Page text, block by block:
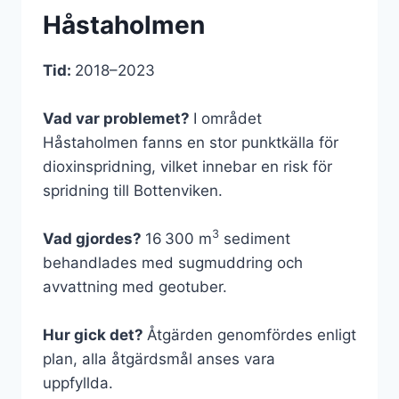
Håstaholmen
Tid: 2018–2023
Vad var problemet? I området
Håstaholmen fanns en stor punktkälla för
dioxinspridning, vilket innebar en risk för
spridning till Bottenviken.
Vad gjordes? 16 300 m3 sediment
behandlades med sugmuddring och
avvattning med geotuber.
Hur gick det? Åtgärden genomfördes enligt
plan, alla åtgärdsmål anses vara
uppfyllda.